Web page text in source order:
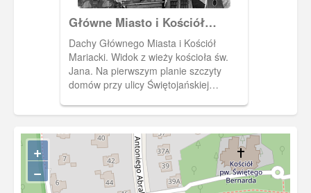
Główne Miasto i Kościół
Mariacki
Dachy Głównego Miasta i Kościół
Mariacki. Widok z wieży kościoła św.
Jana. Na pierwszym planie szczyty
domów przy ulicy Świętojańskiej
szczyt Dworu Artusa, a po prawej
Biskupiej Górce (Bischofsberg). (Fot. W.
Birker, 1939) [IDX:1701,1295]
+
−